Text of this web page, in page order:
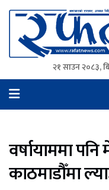
Rafat News
समाचारको रफ्तार, आवाज
२१ साउन २०८३,
वर्षायाममा
काठमाडौँमा